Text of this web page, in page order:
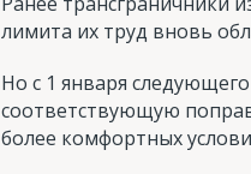
лимита их труд вновь
Но с 1 января
соответствующую
более комфортных